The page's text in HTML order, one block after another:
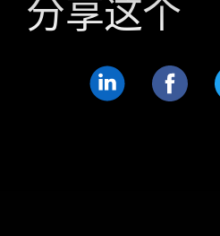
分享这个